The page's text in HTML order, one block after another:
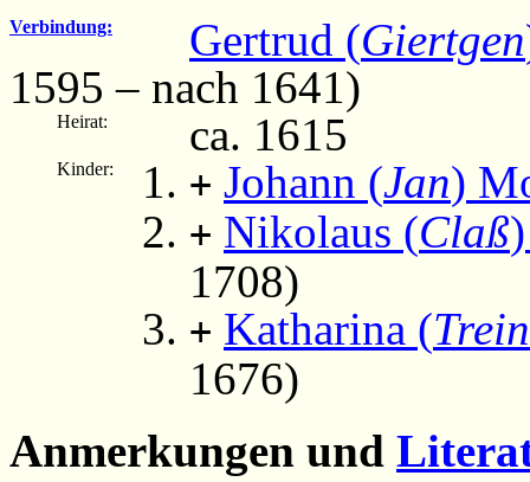
Verbindung: Gertrud (Giertgen
1595 – nach 1641)
Heirat: ca. 1615
Kinder: + Johann (Jan)
+ Nikolaus (Claß
1708)
+ Katharina (Trein
1676)
Anmerkungen und